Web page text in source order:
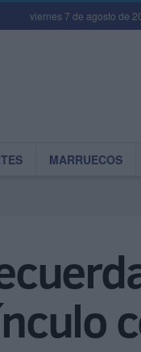
viernes 7 de agosto de
MARRUECOS